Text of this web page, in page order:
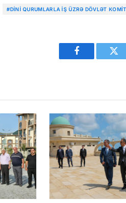
#DINI QURUMLARLA İŞ ÜZRƏ DÖVLƏT
Facebook